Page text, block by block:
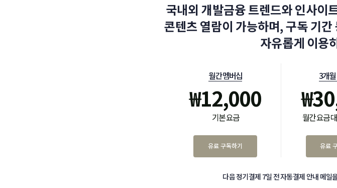
국내외 개발금융 트렌드와 인사이
콘텐츠 열람이 가능하며, 구독 기
자유롭게 이용
월간 멤버십
₩12,000
기본 요금
유료 구독하기
3개
₩
월간 요금
유료
다음 정기결제 7일 전 자동결제 안내 메일